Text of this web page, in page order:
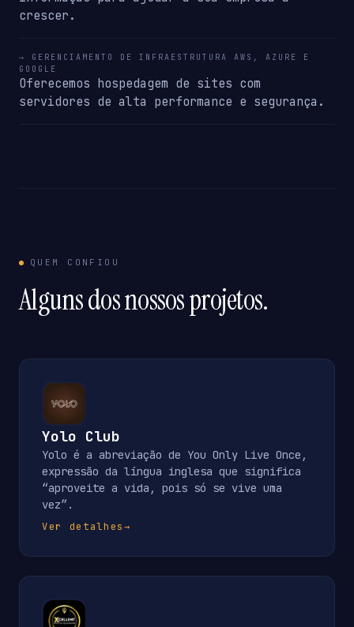
crescer.
→ GERENCIAMENTO DE INFRAESTRUTURA AWS, AZURE E
GOOGLE
Oferecemos hospedagem de sites com
servidores de alta performance e segurança.
QUEM CONFIOU
Alguns dos nossos projetos.
Yolo Club
Yolo é a abreviação de You Only Live Once,
expressão da língua inglesa que significa
“aproveite a vida, pois só se vive uma
vez”.
Ver detalhes→